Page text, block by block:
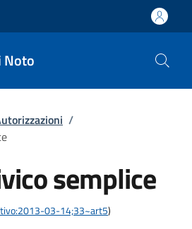
Noto
/
semplice
03-14;33~art5)